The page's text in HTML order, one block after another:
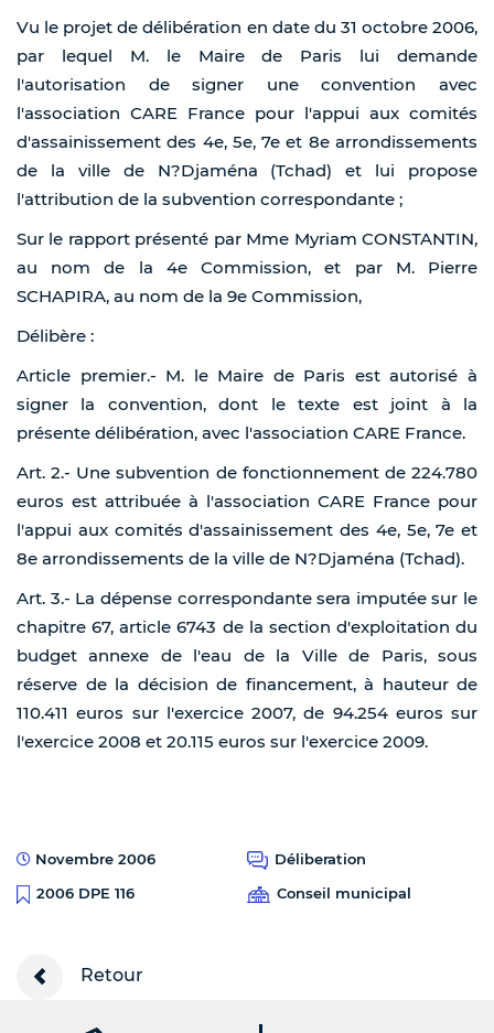
Vu le projet de délibération en date du 31 octobre 2006,
par lequel M. le Maire de Paris lui demande
l'autorisation de signer une convention avec
l'association CARE France pour l'appui aux comités
d'assainissement des 4e, 5e, 7e et 8e arrondissements
de la ville de N?Djaména (Tchad) et lui propose
l'attribution de la subvention correspondante ;
Sur le rapport présenté par Mme Myriam CONSTANTIN,
au nom de la 4e Commission, et par M. Pierre
SCHAPIRA, au nom de la 9e Commission,
Délibère :
Article premier.- M. le Maire de Paris est autorisé à
signer la convention, dont le texte est joint à la
présente délibération, avec l'association CARE France.
Art. 2.- Une subvention de fonctionnement de 224.780
euros est attribuée à l'association CARE France pour
l'appui aux comités d'assainissement des 4e, 5e, 7e et
8e arrondissements de la ville de N?Djaména (Tchad).
Art. 3.- La dépense correspondante sera imputée sur le
chapitre 67, article 6743 de la section d'exploitation du
budget annexe de l'eau de la Ville de Paris, sous
réserve de la décision de financement, à hauteur de
110.411 euros sur l'exercice 2007, de 94.254 euros sur
l'exercice 2008 et 20.115 euros sur l'exercice 2009.
Novembre 2006
Déliberation
2006 DPE 116
Conseil municipal
Retour